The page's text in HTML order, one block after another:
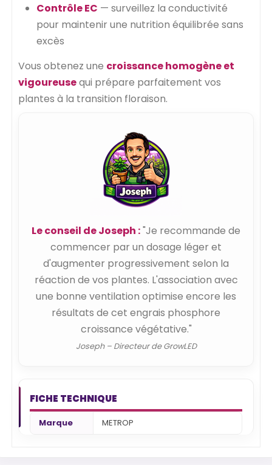
Contrôle EC — surveillez la conductivité
pour maintenir une nutrition équilibrée sans
excès
Vous obtenez une croissance homogène et
vigoureusequi prépare parfaitement vos
plantes à la transition floraison.
Le conseil de Joseph :"Je recommande de
commencer par un dosage léger et
d'augmenter progressivement selon la
réaction de vos plantes. L'association avec
une bonne ventilation optimise encore les
résultats de cet engrais phosphore
croissance végétative."
Joseph – Directeur de GrowLED
FICHE TECHNIQUE
Marque METROP